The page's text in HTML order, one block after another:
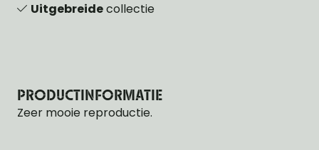
Uitgebreidecollectie
PRODUCTINFORMATIE
Zeer mooie reproductie.